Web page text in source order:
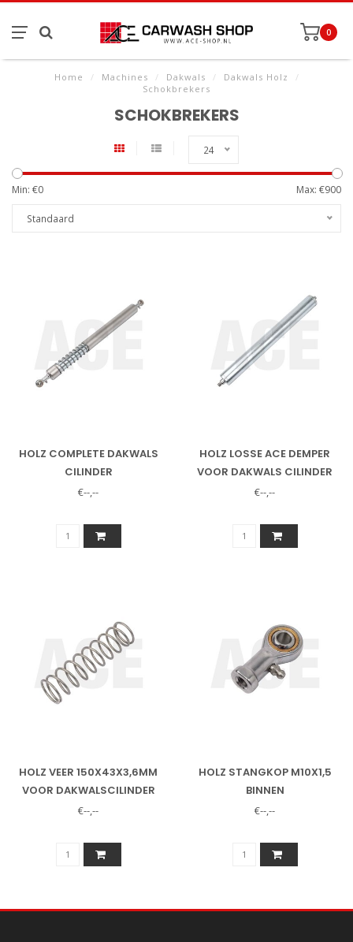
0
Home / Machines / Dakwals / Dakwals Holz
/
Schokbrekers
SCHOKBREKERS
24
Min: €0 Max: €900
Standaard
HOLZ COMPLETE DAKWALS
CILINDER
€--,--
HOLZ LOSSE ACE DEMPER
VOOR DAKWALS CILINDER
12726
€--,--
HOLZ VEER 150X43X3,6MM
VOOR DAKWALSCILINDER
0000102
€--,--
HOLZ STANGKOP M10X1,5
BINNEN
€--,--